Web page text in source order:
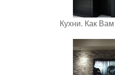
Кухни. Как